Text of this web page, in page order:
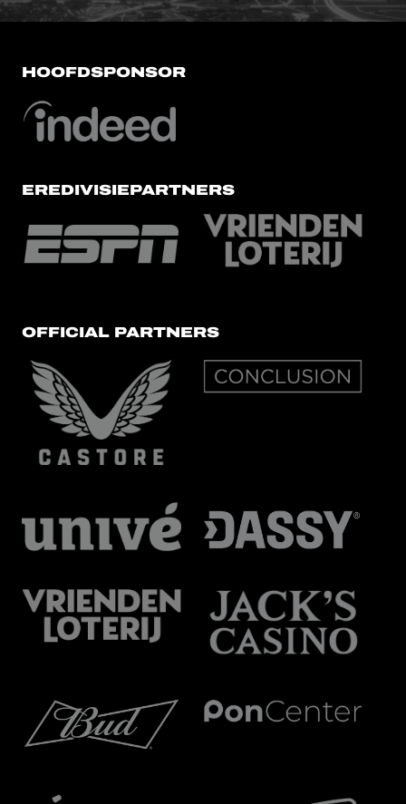
HOOFDSPONSOR
EREDIVISIEPARTNERS
OFFICIAL PARTNERS